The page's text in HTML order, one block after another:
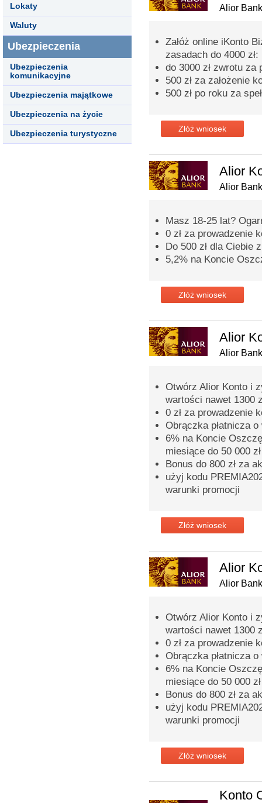
Lokaty
Waluty
Ubezpieczenia
Ubezpieczenia
komunikacyjne
Ubezpieczenia majątkowe
Ubezpieczenia na życie
Ubezpieczenia turystyczne
Alior Bank
Załóż online iKonto
zasadach do 4000 zł:
do 3000 zł zwrotu za
500 zł za założenie
500 zł po roku za
Złóż wniosek
Alior
Alior Bank
Masz 18-25 lat?
0 zł za prowadzenie
Do 500 zł dla Ciebie
5,2% na Koncie
Złóż wniosek
Alior
Alior Bank
Otwórz Alior Konto i
wartości nawet 1300
0 zł za prowadzenie
Obrączka płatnicza o
6% na Koncie
miesiące do 50 000 zł
Bonus do 800 zł za
użyj kodu
warunki promocji
Złóż wniosek
Alior
Alior Bank
Otwórz Alior Konto i
wartości nawet 1300
0 zł za prowadzenie
Obrączka płatnicza o
6% na Koncie
miesiące do 50 000 zł
Bonus do 800 zł za
użyj kodu
warunki promocji
Złóż wniosek
Konto